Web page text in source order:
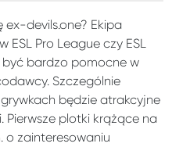
ex-devils.one? Ekipa
Pro League czy ESL
być bardzo pomocne w
Szczególnie
będzie atrakcyjne
plotki krążące na
o zainteresowaniu